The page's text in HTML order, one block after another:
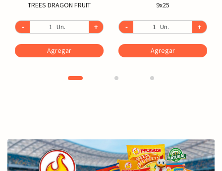
TREES DRAGON FRUIT
- Un. +
Agregar
9x25
- Un. +
Agregar